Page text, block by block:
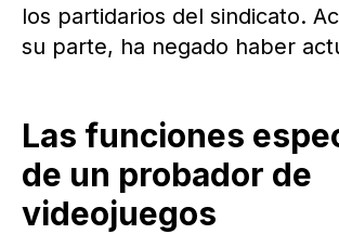
los partidarios del sindicato.
su parte, ha negado haber
Las funciones
de un probador de
videojuegos